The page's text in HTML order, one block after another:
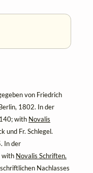
von Friedrich
1802. In der
with Novalis
und Fr. Schlegel.
In der
with Novalis Schriften.
Nachlasses